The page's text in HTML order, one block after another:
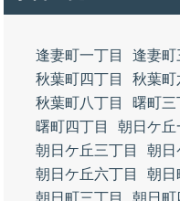
逢妻町一丁目 逢妻町
秋葉町四丁目
秋葉町
秋葉町八丁目
曙町三
曙町四丁目
朝日ケ丘
朝日ケ丘三丁目
朝日
朝日ケ丘六丁目
朝日
朝日町三丁目
朝日町